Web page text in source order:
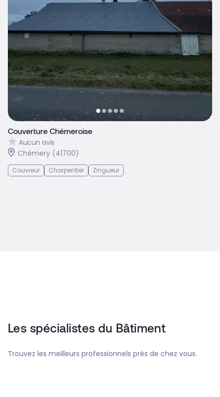
Couverture Chémeroise
Aucun avis
Chémery (41700)
Couvreur Charpentier Zingueur
Les spécialistes du Bâtiment
Trouvez les meilleurs professionnels près de chez vous.